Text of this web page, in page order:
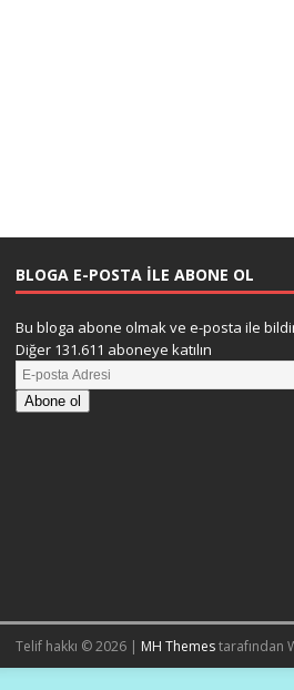
BLOGA E-POSTA ILE ABONE OL
Bu bloga abone olmak ve e-posta ile
Diğer 131.611 aboneye katılın
Abone ol
Telif hakkı © 2026 | MH Themestarafından